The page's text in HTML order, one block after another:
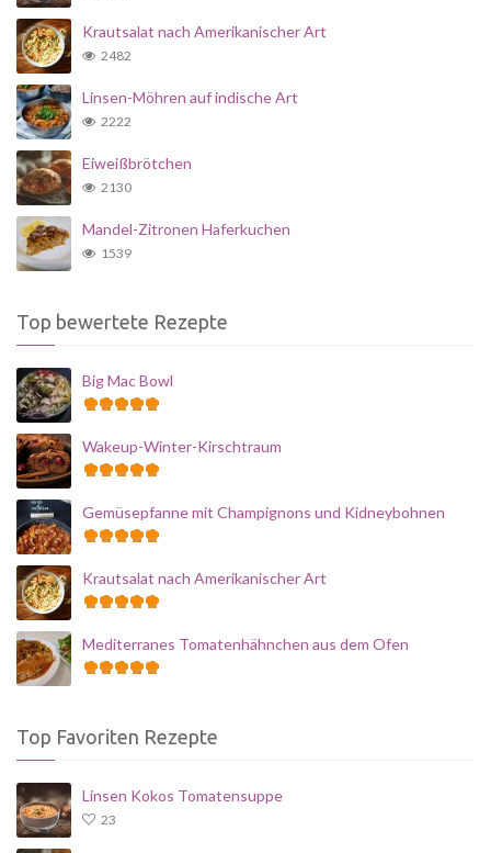
Krautsalat nach Amerikanischer Art
2482
Linsen-Möhren auf indische Art
2222
Eiweißbrötchen
2130
Mandel-Zitronen Haferkuchen
1539
Top bewertete Rezepte
Big Mac Bowl
Wakeup-Winter-Kirschtraum
Gemüsepfanne mit Champignons und Kidneybohnen
Krautsalat nach Amerikanischer Art
Mediterranes Tomatenhähnchen aus dem Ofen
Top Favoriten Rezepte
Linsen Kokos Tomatensuppe
23